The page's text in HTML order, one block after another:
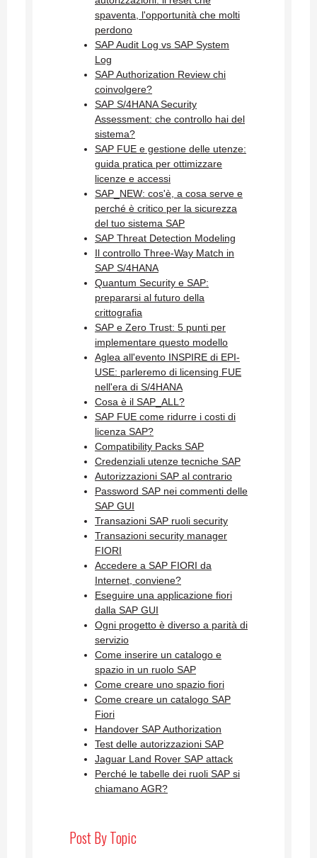
spaventa, l'opportunità che molti
perdono
SAP Audit Log vs SAP System
Log
SAP Authorization Review chi
coinvolgere?
SAP S/4HANA Security
Assessment: che controllo hai del
sistema?
SAP FUE e gestione delle utenze:
guida pratica per ottimizzare
licenze e accessi
SAP_NEW: cos'è, a cosa serve e
perché è critico per la sicurezza
del tuo sistema SAP
SAP Threat Detection Modeling
Il controllo Three-Way Match in
SAP S/4HANA
Quantum Security e SAP:
prepararsi al futuro della
crittografia
SAP e Zero Trust: 5 punti per
implementare questo modello
Aglea all'evento INSPIRE di EPI-
USE: parleremo di licensing FUE
nell'era di S/4HANA
Cosa è il SAP_ALL?
SAP FUE come ridurre i costi di
licenza SAP?
Compatibility Packs SAP
Credenziali utenze tecniche SAP
Autorizzazioni SAP al contrario
Password SAP nei commenti delle
SAP GUI
Transazioni SAP ruoli security
Transazioni security manager
FIORI
Accedere a SAP FIORI da
Internet, conviene?
Eseguire una applicazione fiori
dalla SAP GUI
Ogni progetto è diverso a parità di
servizio
Come inserire un catalogo e
spazio in un ruolo SAP
Come creare uno spazio fiori
Come creare un catalogo SAP
Fiori
Handover SAP Authorization
Test delle autorizzazioni SAP
Jaguar Land Rover SAP attack
Perché le tabelle dei ruoli SAP si
chiamano AGR?
Post By Topic